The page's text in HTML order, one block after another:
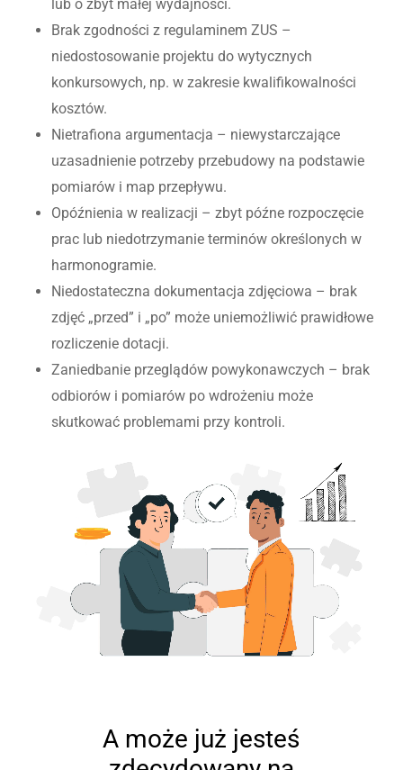
lub o zbyt małej wydajności.
Brak zgodności z regulaminem ZUS –
niedostosowanie projektu do wytycznych
konkursowych, np. w zakresie kwalifikowalności
kosztów.
Nietrafiona argumentacja – niewystarczające
uzasadnienie potrzeby przebudowy na podstawie
pomiarów i map przepływu.
Opóźnienia w realizacji – zbyt późne rozpoczęcie
prac lub niedotrzymanie terminów określonych w
harmonogramie.
Niedostateczna dokumentacja zdjęciowa – brak
zdjęć „przed” i „po” może uniemożliwić prawidłowe
rozliczenie dotacji.
Zaniedbanie przeglądów powykonawczych – brak
odbiorów i pomiarów po wdrożeniu może
skutkować problemami przy kontroli.
A może już jesteś